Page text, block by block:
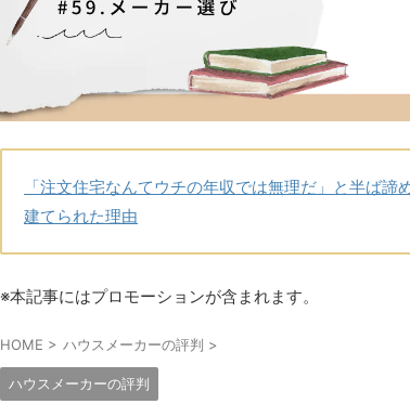
「注文住宅なんてウチの年収では無理だ」と半ば
建てられた理由
※本記事にはプロモーションが含まれます。
HOME > ハウスメーカーの評判 >
ハウスメーカーの評判